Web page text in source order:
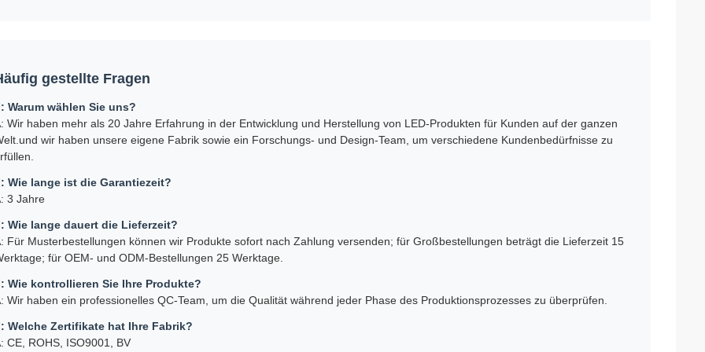
gestellte Fragen
Warum wählen Sie uns?
Wir haben mehr als 20 Jahre Erfahrung in der Entwicklung und Herstellung von LED-Produkten für Kunden auf der ganzen
wir haben unsere eigene Fabrik sowie ein Forschungs- und Design-Team, um verschiedene Kundenbedürfnisse zu
Wie lange ist die Garantiezeit?
3 Jahre
Wie lange dauert die Lieferzeit?
Für Musterbestellungen können wir Produkte sofort nach Zahlung versenden; für Großbestellungen beträgt die Lieferzeit 15
für OEM- und ODM-Bestellungen 25 Werktage.
Wie kontrollieren Sie Ihre Produkte?
Wir haben ein professionelles QC-Team, um die Qualität während jeder Phase des Produktionsprozesses zu überprüfen.
Welche Zertifikate hat Ihre Fabrik?
CE, ROHS, ISO9001, BV